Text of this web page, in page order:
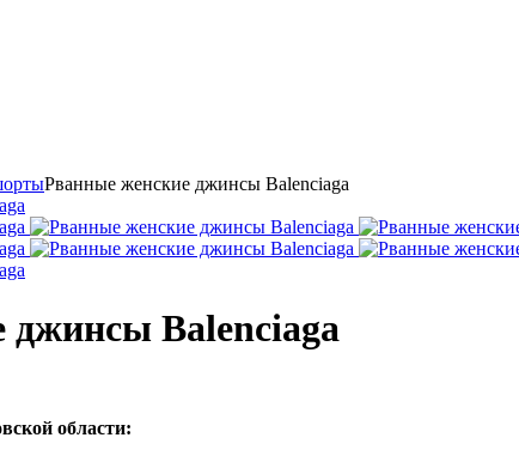
Рванные женские джинсы Balenciaga
джинсы Balenciaga
области: